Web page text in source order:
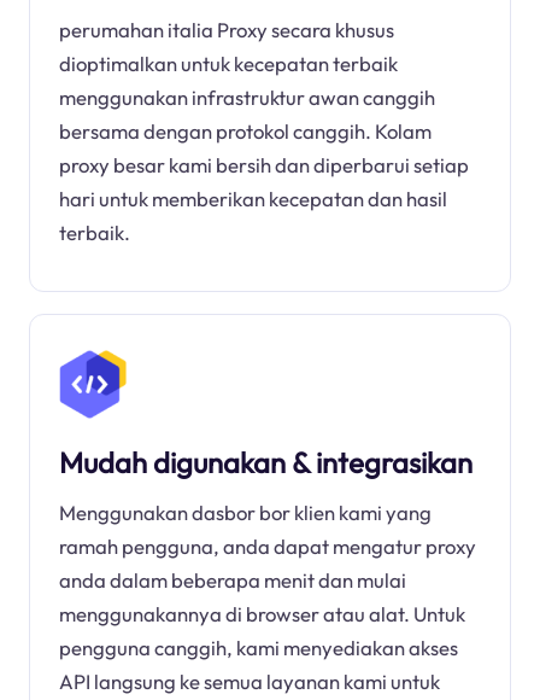
perumahan italia Proxy secara khusus
dioptimalkan untuk kecepatan terbaik
menggunakan infrastruktur awan canggih
bersama dengan protokol canggih. Kolam
proxy besar kami bersih dan diperbarui setiap
hari untuk memberikan kecepatan dan hasil
terbaik.
Mudah digunakan & integrasikan
Menggunakan dasbor bor klien kami yang
ramah pengguna, anda dapat mengatur proxy
anda dalam beberapa menit dan mulai
menggunakannya di browser atau alat. Untuk
pengguna canggih, kami menyediakan akses
API langsung ke semua layanan kami untuk